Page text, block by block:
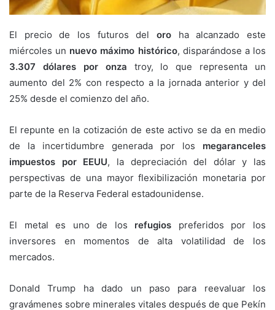
El precio de los futuros del oro ha alcanzado este
miércoles un nuevo máximo histórico, disparándose a los
3.307 dólares por onza troy, lo que representa un
aumento del 2% con respecto a la jornada anterior y del
25% desde el comienzo del año.
El repunte en la cotización de este activo se da en medio
de la incertidumbre generada por los megaranceles
impuestos por EEUU, la depreciación del dólar y las
perspectivas de una mayor flexibilización monetaria por
parte de la Reserva Federal estadounidense.
El metal es uno de los refugios preferidos por los
inversores en momentos de alta volatilidad de los
mercados.
Donald Trump ha dado un paso para reevaluar los
gravámenes sobre minerales vitales después de que Pekín